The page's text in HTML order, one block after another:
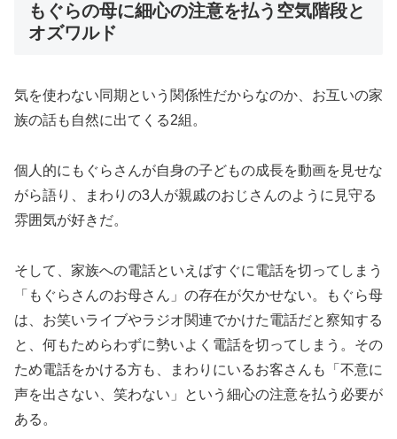
もぐらの母に細心の注意を払う空気階段と
オズワルド
気を使わない同期という関係性だからなのか、お互いの家
族の話も自然に出てくる2組。
個人的にもぐらさんが自身の子どもの成長を動画を見せな
がら語り、まわりの3人が親戚のおじさんのように見守る
雰囲気が好きだ。
そして、家族への電話といえばすぐに電話を切ってしまう
「もぐらさんのお母さん」の存在が欠かせない。もぐら母
は、お笑いライブやラジオ関連でかけた電話だと察知する
と、何もためらわずに勢いよく電話を切ってしまう。その
ため電話をかける方も、まわりにいるお客さんも「不意に
声を出さない、笑わない」という細心の注意を払う必要が
ある。